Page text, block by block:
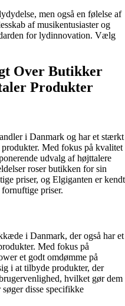
men også en følelse af
af musikentusiaster og
for lydinnovation. Vælg
Over Butikker
Produkter
i Danmark og har et stærkt
Med fokus på kvalitet
udvalg af højttalere
roser butikken for sin
priser, og Elgiganten er kendt
priser.
i Danmark, der også har et
Med fokus på
et godt omdømme på
i at tilbyde produkter, der
hvilket gør dem
disse specifikke